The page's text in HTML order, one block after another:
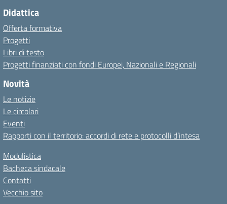
Didattica
Offerta formativa
Progetti
Libri di testo
Progetti finanziati con fondi Europei, Nazionali e Regionali
Novità
Le notizie
Le circolari
Eventi
Rapporti con il territorio: accordi di rete e protocolli d’intesa
Modulistica
Bacheca sindacale
Contatti
Vecchio sito